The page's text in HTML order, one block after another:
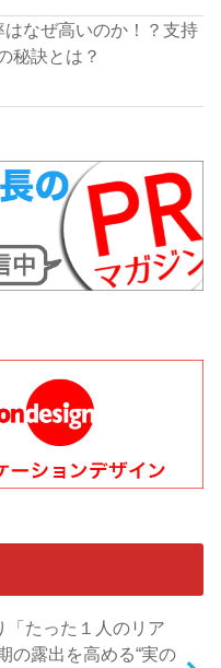
なぜ高いのか！？支持
秘訣とは？
「たった１人のリア
の露出を高める“実の